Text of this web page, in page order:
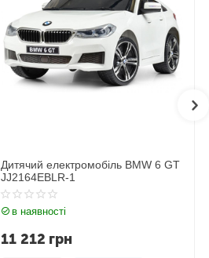
Дитячий електромобіль Джип BMW
X6M JJ2199EBLR-1
в наявності
17 183 грн